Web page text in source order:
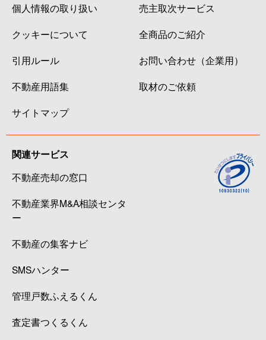
個人情報の取り扱い
クッキーについて
引用ルール
不動産用語集
サイトマップ
売主取次サービス
全商品のご紹介
お問い合わせ（企業用）
取材のご依頼
関連サービス
不動産売却の窓口
不動産業界M&A相談センタ
ー
不動産の集客ナビ
SMSハンター
管理戸数ふえるくん
査定書つくるくん